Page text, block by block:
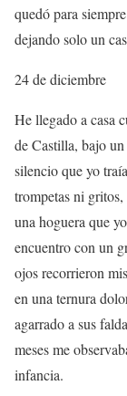
quedó para
dejando solo un
24 de diciembre
He llegado a casa
de Castilla, bajo
silencio que yo
trompetas ni
una hoguera que
encuentro con un
ojos recorrieron
en una ternura
agarrado a sus
meses me
infancia.